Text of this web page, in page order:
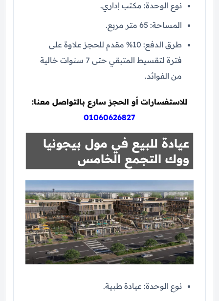
نوع الوحدة: مكتب إداري.
المساحة: 65 متر مربع.
طرق الدفع: 10% مقدم للحجز علاوة على
فترة لتقسيط المتبقي حتى 7 سنوات خالية
من الفوائد.
للاستفسارات أو الحجز سارع بالتواصل معنا:
01060626827
عيادة للبيع في مول بيجونيا
ووك التجمع الخامس
نوع الوحدة: عيادة طبية.